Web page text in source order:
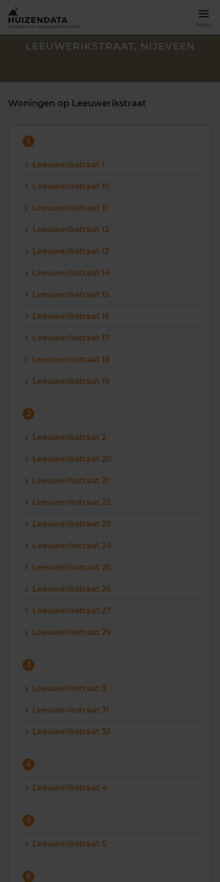
Menu
Maandag t/m vrijdag - 08:00 -18:00
LEEUWERIKSTRAAT, NIJEVEEN
Woningen op Leeuwerikstraat
1
Leeuwerikstraat 1
Leeuwerikstraat 10
Leeuwerikstraat 11
Leeuwerikstraat 12
Leeuwerikstraat 13
Leeuwerikstraat 14
Leeuwerikstraat 15
Leeuwerikstraat 16
Leeuwerikstraat 17
Leeuwerikstraat 18
Leeuwerikstraat 19
2
Leeuwerikstraat 2
Leeuwerikstraat 20
Leeuwerikstraat 21
Leeuwerikstraat 22
Leeuwerikstraat 23
Leeuwerikstraat 24
Leeuwerikstraat 25
Leeuwerikstraat 26
Leeuwerikstraat 27
Leeuwerikstraat 29
3
Leeuwerikstraat 3
Leeuwerikstraat 31
Leeuwerikstraat 33
4
Leeuwerikstraat 4
5
Leeuwerikstraat 5
8